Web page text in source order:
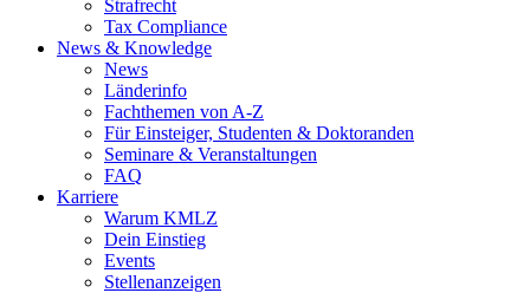
Strafrecht
Tax Compliance
News & Knowledge
News
Länderinfo
Fachthemen von A-Z
Für Einsteiger, Studenten & Doktoranden
Seminare & Veranstaltungen
FAQ
Karriere
Warum KMLZ
Dein Einstieg
Events
Stellenanzeigen